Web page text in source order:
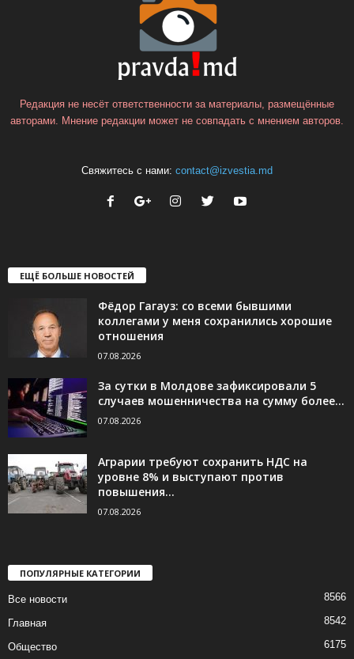
Редакция не несёт ответственности за материалы, размещённые
авторами. Мнение редакции может не совпадать с мнением авторов.
Свяжитесь с нами: contact@izvestia.md
ЕЩЁ БОЛЬШЕ НОВОСТЕЙ
Фёдор Гагауз: со всеми бывшими
коллегами у меня сохранились хорошие
отношения
07.08.2026
За сутки в Молдове зафиксировали 5
случаев мошенничества на сумму более...
07.08.2026
Аграрии требуют сохранить НДС на
уровне 8% и выступают против
повышения...
07.08.2026
ПОПУЛЯРНЫЕ КАТЕГОРИИ
Все новости 8566
Главная 8542
Общество 6175